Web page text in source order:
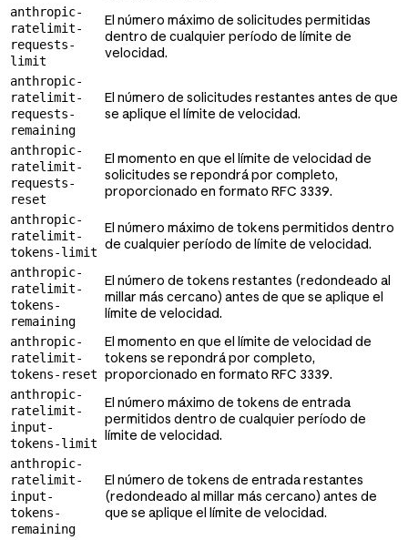
anthropic-
ratelimit-
requests-
limit
El número máximo de solicitudes permitidas
dentro de cualquier período de límite de
velocidad.
anthropic-
ratelimit-
requests-
remaining
El número de solicitudes restantes antes de que
se aplique el límite de velocidad.
anthropic-
ratelimit-
requests-
reset
El momento en que el límite de velocidad de
solicitudes se repondrá por completo,
proporcionado en formato RFC 3339.
anthropic-
ratelimit-
tokens-limit
El número máximo de tokens permitidos dentro
de cualquier período de límite de velocidad.
anthropic-
ratelimit-
tokens-
remaining
El número de tokens restantes (redondeado al
millar más cercano) antes de que se aplique el
límite de velocidad.
anthropic-
ratelimit-
tokens-reset
El momento en que el límite de velocidad de
tokens se repondrá por completo,
proporcionado en formato RFC 3339.
anthropic-
ratelimit-
input-
tokens-limit
El número máximo de tokens de entrada
permitidos dentro de cualquier período de
límite de velocidad.
anthropic-
ratelimit-
input-
tokens-
remaining
El número de tokens de entrada restantes
(redondeado al millar más cercano) antes de
que se aplique el límite de velocidad.